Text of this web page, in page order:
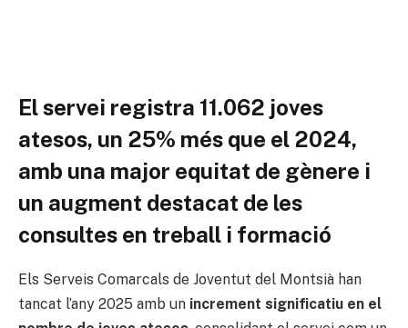
El servei registra 11.062 joves
atesos, un 25% més que el 2024,
amb una major equitat de gènere i
un augment destacat de les
consultes en treball i formació
Els Serveis Comarcals de Joventut del Montsià han
tancat l’any 2025 amb un increment significatiu en el